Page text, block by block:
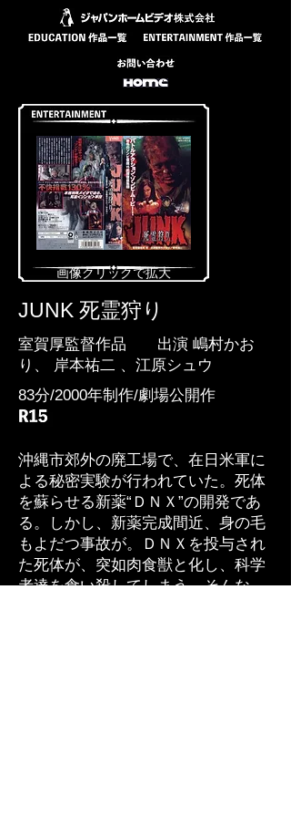
沖縄市郊外の廃工場で、在日米軍に
よる秘密実験が行われていた。死体
を蘇らせる新薬“ＤＮＸ”の開発であ
る。しかし、新薬完成間近、身の毛
もよだつ事故が。ＤＮＸを投与され
た死体が、突如肉食獣と化し、科学
者達を食い殺してしまう。そんな
JUNK 死霊狩り
室賀厚監督作品 出演 嶋村かお
り、 岸本祐二 、江原シュウ
83分/2000年制作/劇場公開作
​画像クリックで拡大